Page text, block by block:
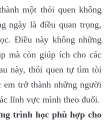
một thói quen không
ngày là điều quan trọng,
Điều này không những
mà còn giúp ích cho các
này, thói quen tự tìm tòi
em trở thành những người
lĩnh vực mình theo đuổi.
trình học phù hợp cho